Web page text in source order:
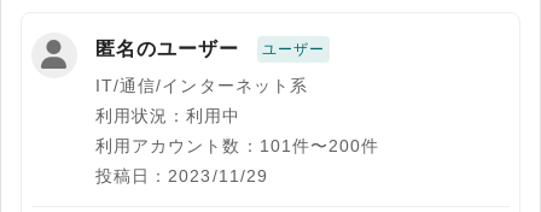
匿名のユーザー ユーザー
IT/通信/インターネット系
利用状況：利用中
利用アカウント数：101件〜200件
投稿日：2023/11/29